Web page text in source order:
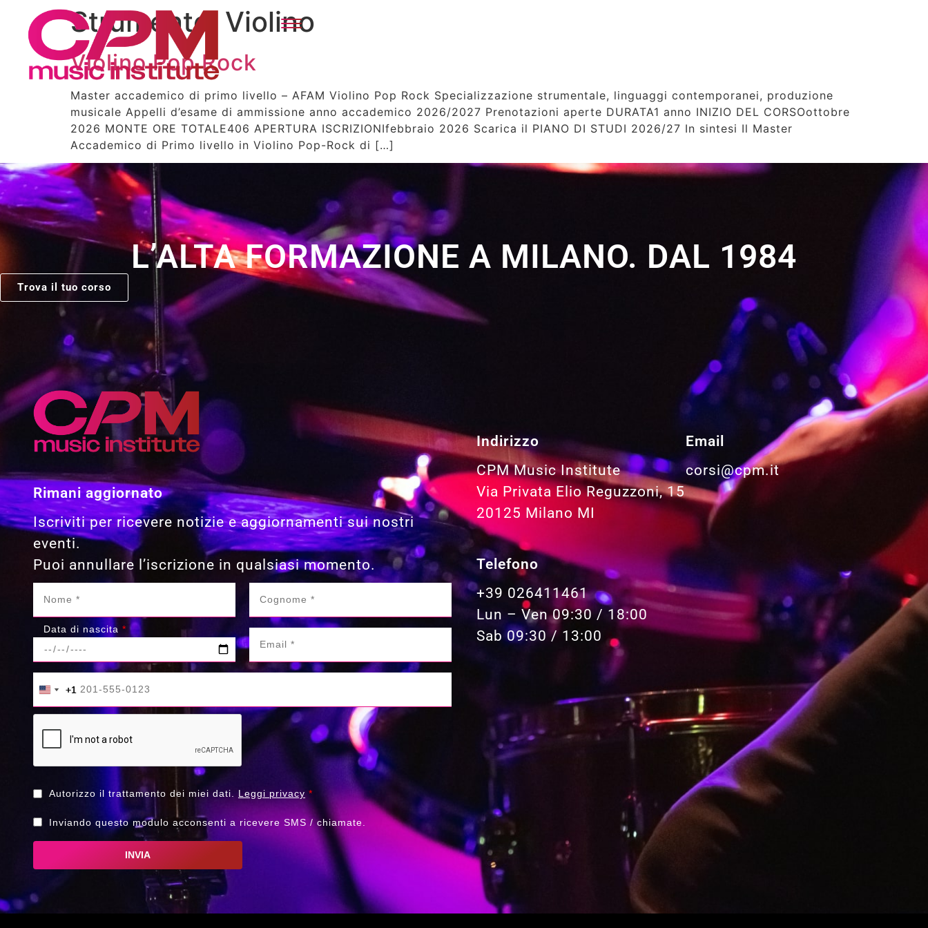
Strumento: Violino
Violino Pop Rock
Master accademico di primo livello – AFAM Violino Pop Rock Specializzazione strumentale, linguaggi contemporanei, produzione
musicale Appelli d’esame di ammissione anno accademico 2026/2027 Prenotazioni aperte DURATA1 anno INIZIO DEL CORSOottobre
2026 MONTE ORE TOTALE406 APERTURA ISCRIZIONIfebbraio 2026 Scarica il PIANO DI STUDI 2026/27 In sintesi Il Master
Accademico di Primo livello in Violino Pop-Rock di […]
L’ALTA FORMAZIONE A MILANO. DAL 1984
Trova il tuo corso
Rimani aggiornato
Iscriviti per ricevere notizie e aggiornamenti sui nostri
eventi.
Puoi annullare l’iscrizione in qualsiasi momento.
Data di nascita*
United States +1
+1
United States +1
+1
Autorizzo il trattamento dei miei dati. Leggi privacy *
Inviando questo modulo acconsenti a ricevere SMS / chiamate.
INVIA
Indirizzo
CPM Music Institute
Via Privata Elio Reguzzoni, 15
20125 Milano MI
Telefono
+39 026411461
Lun – Ven 09:30 / 18:00
Sab 09:30 / 13:00
Email
corsi@cpm.it